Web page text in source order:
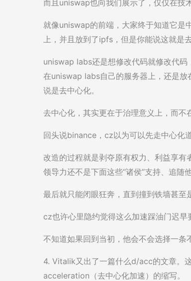
而且uniswap也向我们展示了，仅仅在技
就像uniswap的前端，大家终于知道它是
上，并且放到了ipfs，但是你能说这就是
uniswap labs还是想修改代码就修改代码
在uniswap labs自己的服务器上，还是
说是去中心化。
去中心化，其实更在于治理意义上，而不
回头说binance，cz以为可以先走中心化
改造的过程就是剥夺原有权力、利益享有
领导力还不是下面这些“诸侯”支持、追随
最后就只能闭眼狂奔，直到撞到铁墙甚至
cz也许心里隐约觉得这么加速踩油门迟早
不知道如果回到当初，他会不会选择一条
4. Vitalik又出了一篇什么d/acc的文章。
acceleration（去中心化加速）的缩写。